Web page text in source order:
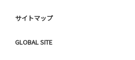
サイトマップ
GLOBAL SITE